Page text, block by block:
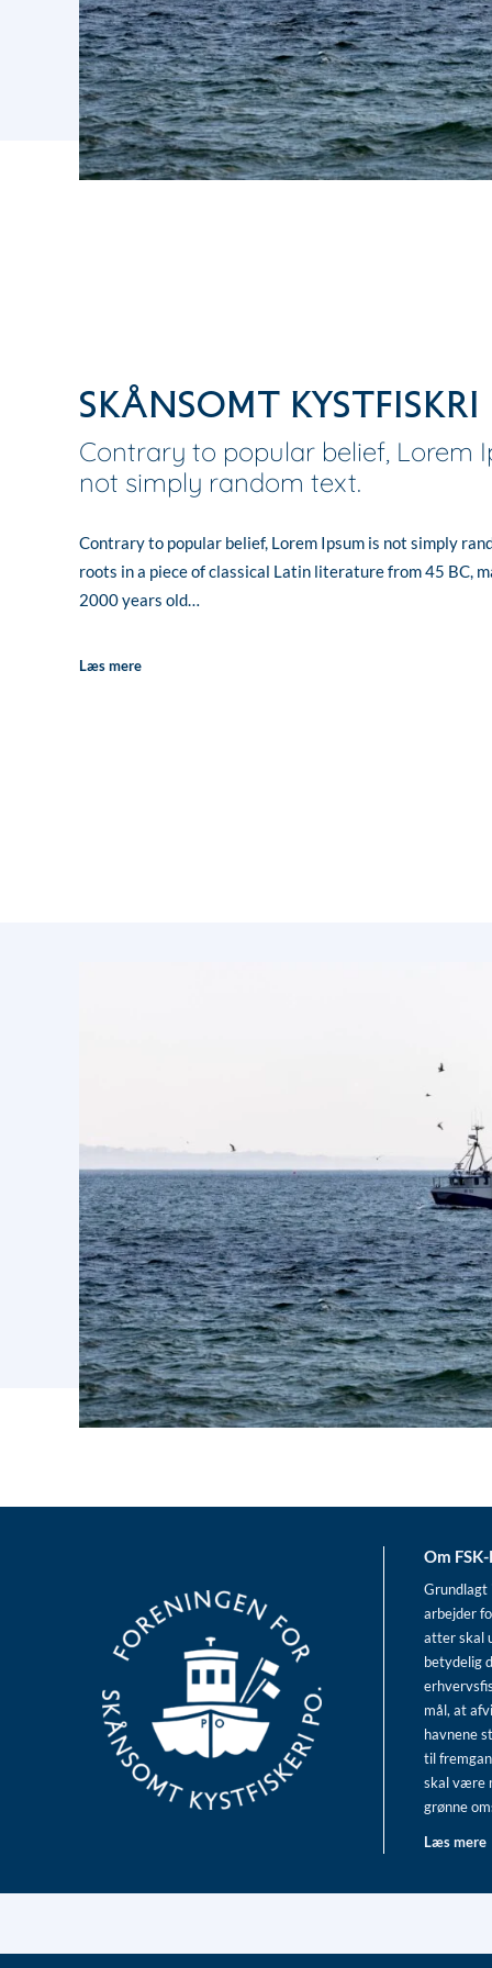
Skånsomt Kystfiskri
Contrary to popular belief, Lorem
not simply random text.
Contrary to popular belief, Lorem Ipsum is not simply
roots in a piece of classical Latin literature from 45 BC,
2000 years old…
Læs mere
Om
Grundlagt
arbejder
atter skal
betydelig
mål, at
havnene
til
skal være
grønne
Læs mere